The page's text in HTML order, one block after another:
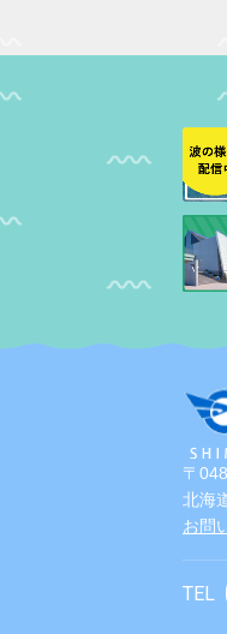
〒
北海
お問
TEL